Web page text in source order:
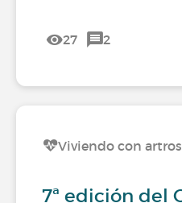
27 2
Viviendo con
7ª edición del